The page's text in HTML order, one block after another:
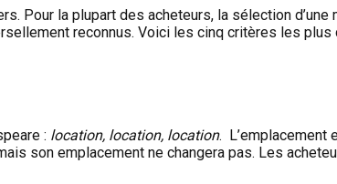
Pour la plupart des acheteurs, la sélection
reconnus. Voici les cinq critères les
: location, location, location. L’emplacement
son emplacement ne changera pas. Les